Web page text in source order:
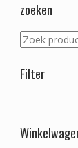
zoeken
Zoeken
naar:
Filter